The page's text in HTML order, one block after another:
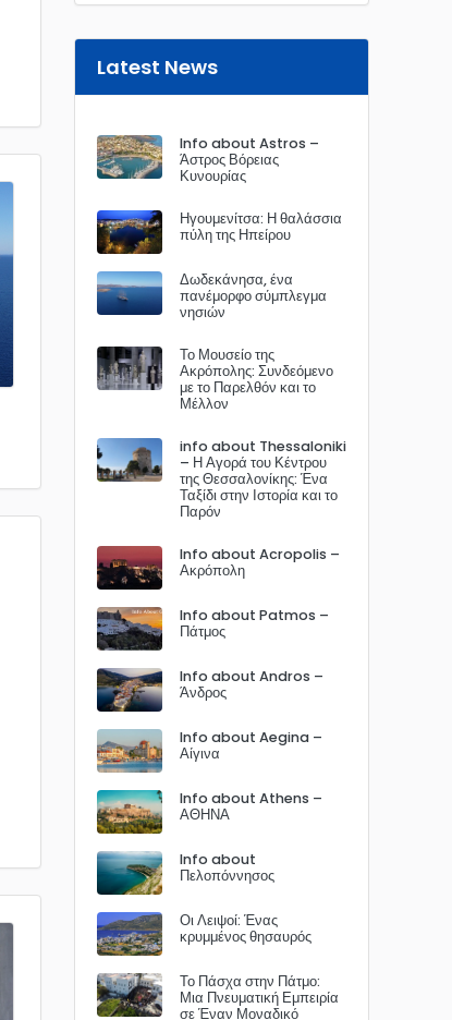
Latest News
Info about Astros –
Άστρος Βόρειας
Κυνουρίας
Ηγουμενίτσα: Η θαλάσσια
πύλη της Ηπείρου
Δωδεκάνησα, ένα
πανέμορφο σύμπλεγμα
νησιών
Το Μουσείο της
Ακρόπολης: Συνδεόμενο
με το Παρελθόν και το
Μέλλον
info about Thessaloniki
– Η Αγορά του Κέντρου
της Θεσσαλονίκης: Ένα
Ταξίδι στην Ιστορία και το
Παρόν
Info about Acropolis –
Ακρόπολη
Info about Patmos –
Πάτμος
Info about Andros –
Άνδρος
Info about Aegina –
Αίγινα
Info about Athens –
ΑΘΗΝΑ
Info about
Πελοπόννησος
Οι Λειψοί: Ένας
κρυμμένος θησαυρός
Το Πάσχα στην Πάτμο:
Μια Πνευματική Εμπειρία
σε Έναν Μοναδικό